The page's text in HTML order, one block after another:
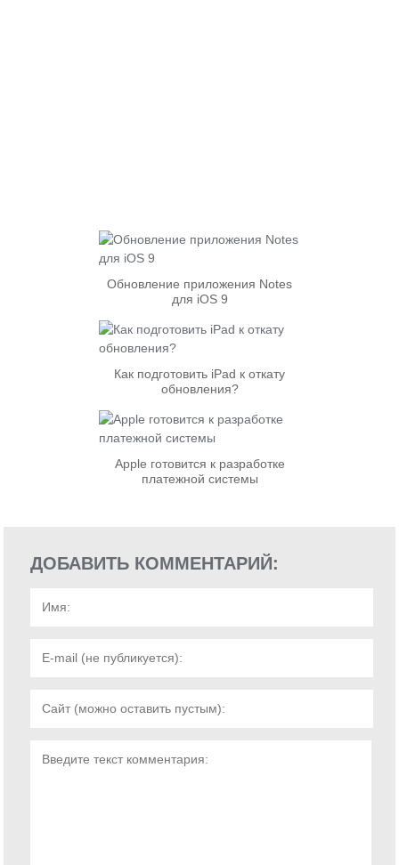
Обновление приложения Notes
для iOS 9
Как подготовить iPad к откату
обновления?
Apple готовится к разработке
платежной системы
ДОБАВИТЬ КОММЕНТАРИЙ: